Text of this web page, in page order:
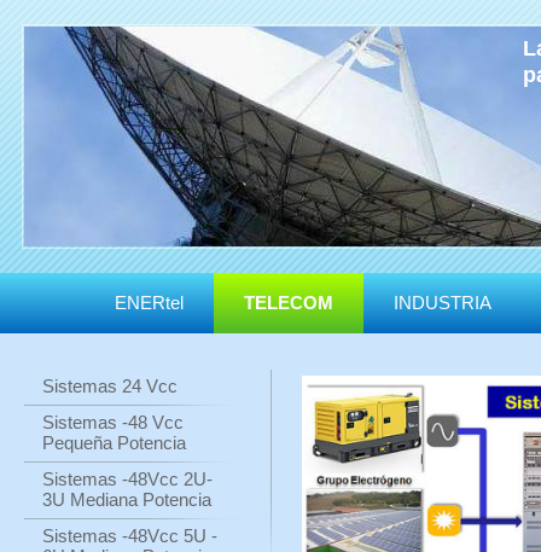
ENERtel TELECOM INDUSTRIA
Sistemas 24 Vcc
Sistemas -48 Vcc
Pequeña Potencia
Sistemas -48Vcc 2U-
3U Mediana Potencia
Sistemas -48Vcc 5U -